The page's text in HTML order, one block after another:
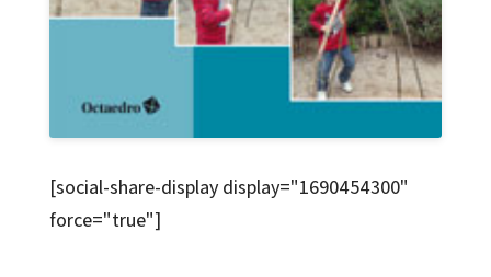
[social-share-display display="1690454300"
force="true"]